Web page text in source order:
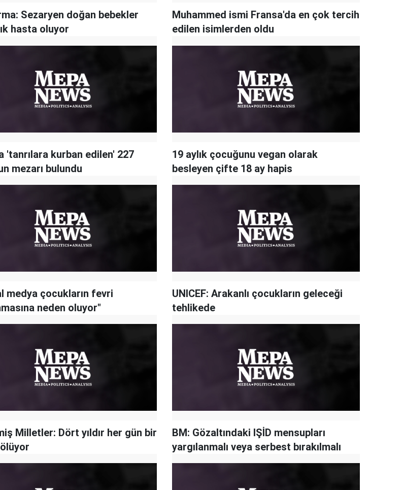
Sezaryen doğan bebekler
hasta oluyor
Muhammed ismi Fransa'da en çok tercih
edilen isimlerden oldu
'tanrılara kurban edilen' 227
mezarı bulundu
19 aylık çocuğunu vegan olarak
besleyen çifte 18 ay hapis
medya çocukların fevri
neden oluyor"
UNICEF: Arakanlı çocukların geleceği
tehlikede
Milletler: Dört yıldır her gün bir
BM: Gözaltındaki IŞİD mensupları
yargılanmalı veya serbest bırakılmalı